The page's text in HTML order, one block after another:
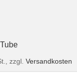
zzgl. Versandkosten